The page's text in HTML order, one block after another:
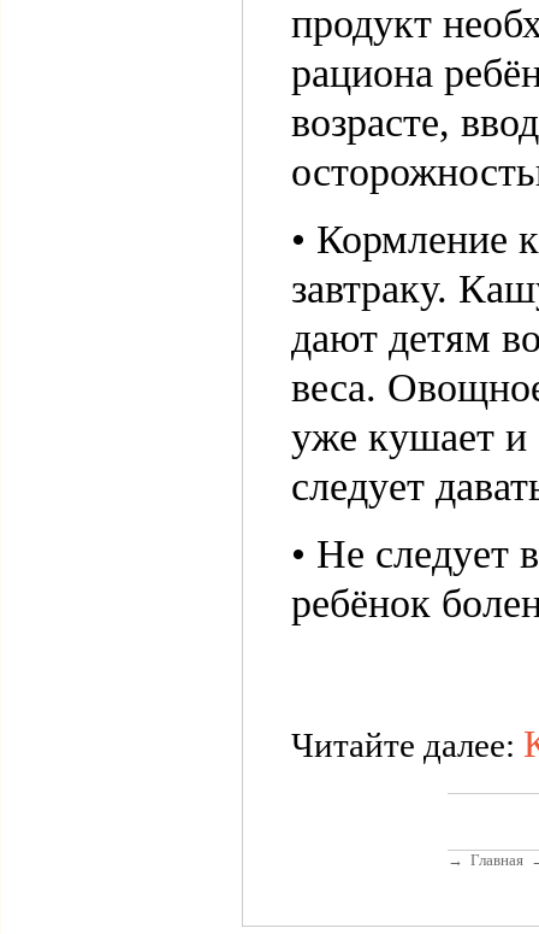
продукт
рациона
возрасте,
• Кормление
завтраку.
дают детям
веса.
уже кушает
следует
• Не следует
ребёнок
Читайте далее:
→ Главная